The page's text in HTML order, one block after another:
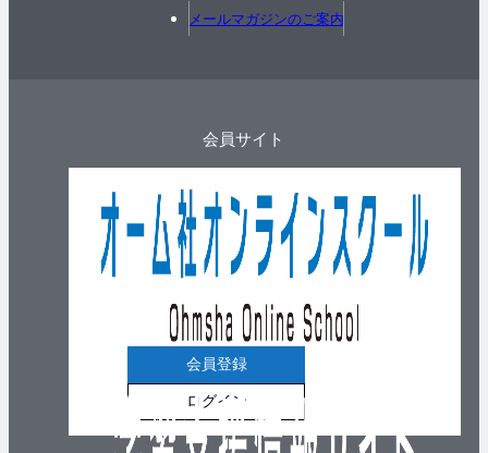
メールマガジンのご案内
会員サイト
会員登録
ログイン